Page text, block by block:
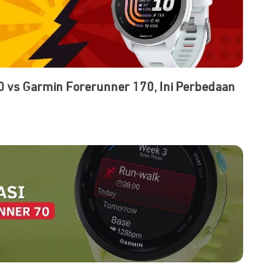
vs Garmin Forerunner 170, Ini Perbedaan